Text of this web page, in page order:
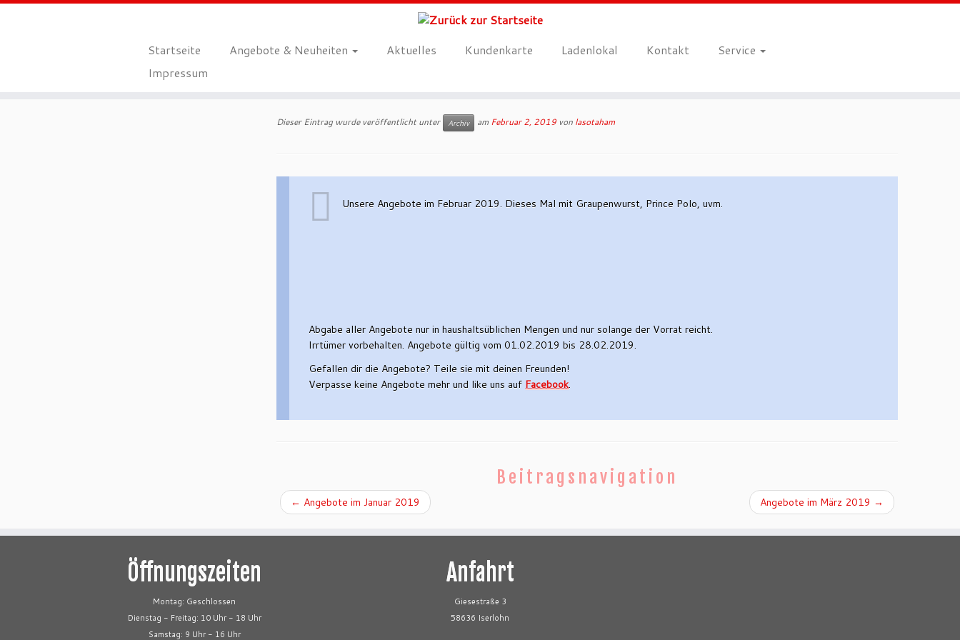
Startseite Angebote & Neuheiten Aktuelles Kundenkarte Ladenlokal Kontakt
Service
Impressum
Dieser Eintrag wurde veröffentlicht unter Archiv am Februar 2, 2019 von lasotaham
Unsere Angebote im Februar 2019. Dieses Mal mit Graupenwurst, Prince Polo, uvm.
Abgabe aller Angebote nur in haushaltsüblichen Mengen und nur solange der Vorrat reicht.
Irrtümer vorbehalten. Angebote gültig vom 01.02.2019 bis 28.02.2019.
Gefallen dir die Angebote? Teile sie mit deinen Freunden!
Verpasse keine Angebote mehr und like uns auf Facebook.
Beitragsnavigation
← Angebote im Januar 2019 Angebote im März 2019 →
Öffnungszeiten
Montag: Geschlossen
Dienstag - Freitag: 10 Uhr - 18 Uhr
Samstag: 9 Uhr - 16 Uhr
Anfahrt
Giesestraße 3
58636 Iserlohn